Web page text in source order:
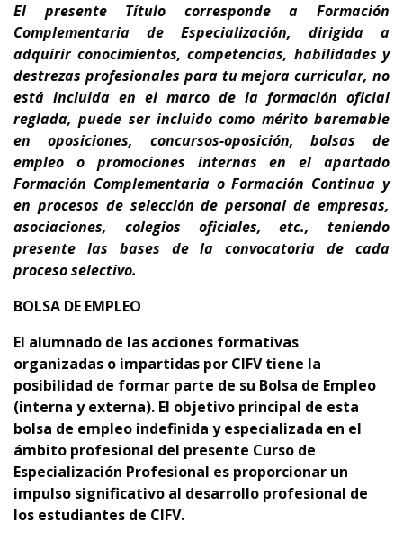
El presente Título corresponde a Formación
Complementaria de Especialización, dirigida a
adquirir conocimientos, competencias, habilidades y
destrezas profesionales para tumejora curricular, no
está incluida en el marco de la formación oficial
reglada,puede ser incluido como mérito baremable
en oposiciones, concursos-oposición, bolsas de
empleo o promociones internas en el apartado
Formación Complementaria o Formación Continua y
en procesos de selección de personal de empresas,
asociaciones, colegios oficiales, etc., teniendo
presente las bases de la convocatoria de cada
proceso selectivo.
BOLSA DE EMPLEO
El alumnado de las acciones formativas
organizadas o impartidas por CIFV tiene la
posibilidad de formar parte de su Bolsa de Empleo
(interna y externa). El objetivo principal de esta
bolsa de empleo indefinida y especializada en el
ámbito profesional del presente Curso de
Especialización Profesional es proporcionar un
impulso significativo al desarrollo profesional de
los estudiantes de CIFV.